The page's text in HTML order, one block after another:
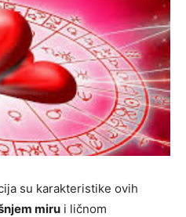
su karakteristike ovih
miru i ličnom